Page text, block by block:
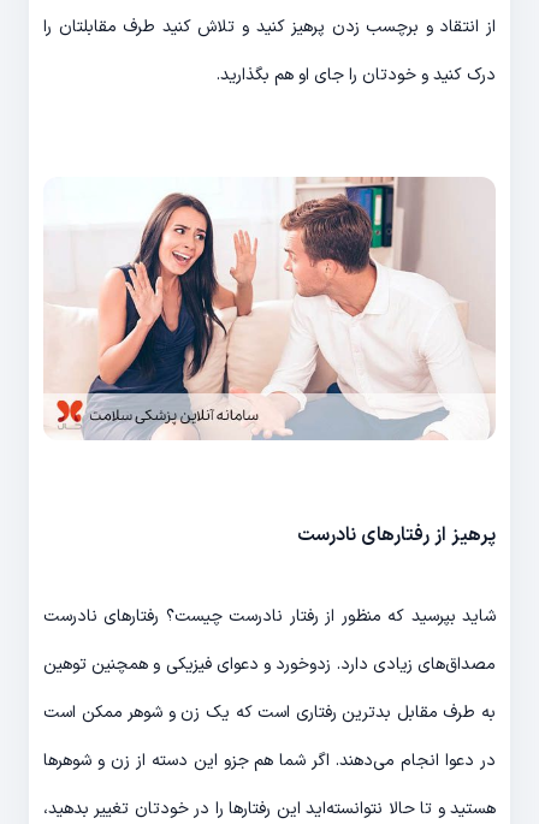
از انتقاد و برچسب زدن پرهیز کنید و تلاش کنید طرف مقابلتان را
درک کنید و خودتان را جای او هم بگذارید.
پرهیز از رفتارهای نادرست
شاید بپرسید که منظور از رفتار نادرست چیست؟ رفتارهای نادرست
مصداق‌های زیادی دارد. زدوخورد و دعوای فیزیکی و همچنین توهین
به طرف مقابل بدترین رفتاری است که یک زن و شوهر ممکن است
در دعوا انجام می‌دهند. اگر شما هم جزو این دسته از زن و شوهرها
هستید و تا حالا نتوانسته‌اید این رفتارها را در خودتان تغییر بدهید،